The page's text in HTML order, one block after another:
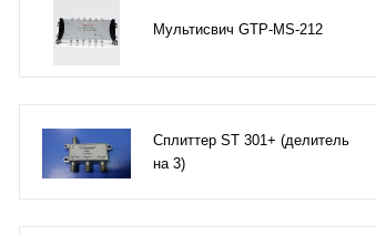
Мультисвич GTP-MS-212
Сплиттер ST 301+ (делитель
на 3)